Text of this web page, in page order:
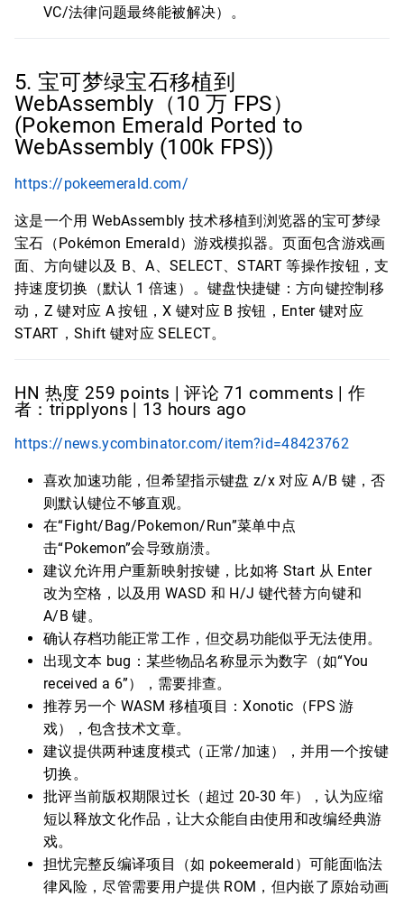
VC/法律问题最终能被解决）。
5. 宝可梦绿宝石移植到
WebAssembly（10 万 FPS）
(Pokemon Emerald Ported to
WebAssembly (100k FPS))
https://pokeemerald.com/
这是一个用 WebAssembly 技术移植到浏览器的宝可梦绿
宝石（Pokémon Emerald）游戏模拟器。页面包含游戏画
面、方向键以及 B、A、SELECT、START 等操作按钮，支
持速度切换（默认 1 倍速）。键盘快捷键：方向键控制移
动，Z 键对应 A 按钮，X 键对应 B 按钮，Enter 键对应
START，Shift 键对应 SELECT。
HN 热度 259 points | 评论 71 comments | 作
者：tripplyons | 13 hours ago
https://news.ycombinator.com/item?id=48423762
喜欢加速功能，但希望指示键盘 z/x 对应 A/B 键，否
则默认键位不够直观。
在“Fight/Bag/Pokemon/Run”菜单中点
击“Pokemon”会导致崩溃。
建议允许用户重新映射按键，比如将 Start 从 Enter
改为空格，以及用 WASD 和 H/J 键代替方向键和
A/B 键。
确认存档功能正常工作，但交易功能似乎无法使用。
出现文本 bug：某些物品名称显示为数字（如“You
received a 6”），需要排查。
推荐另一个 WASM 移植项目：Xonotic（FPS 游
戏），包含技术文章。
建议提供两种速度模式（正常/加速），并用一个按键
切换。
批评当前版权期限过长（超过 20-30 年），认为应缩
短以释放文化作品，让大众能自由使用和改编经典游
戏。
担忧完整反编译项目（如 pokeemerald）可能面临法
律风险，尽管需要用户提供 ROM，但内嵌了原始动画